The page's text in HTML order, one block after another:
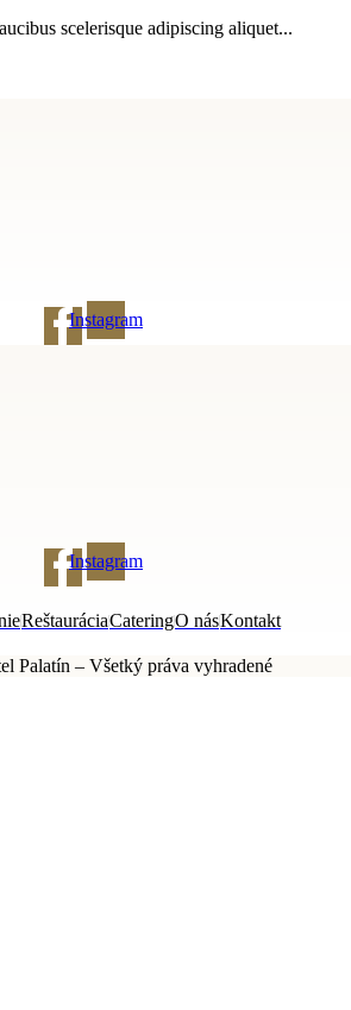
scelerisque adipiscing aliquet...
Instagram
Instagram
ReštauráciaCateringO násKontakt
Palatín – Všetký práva vyhradené